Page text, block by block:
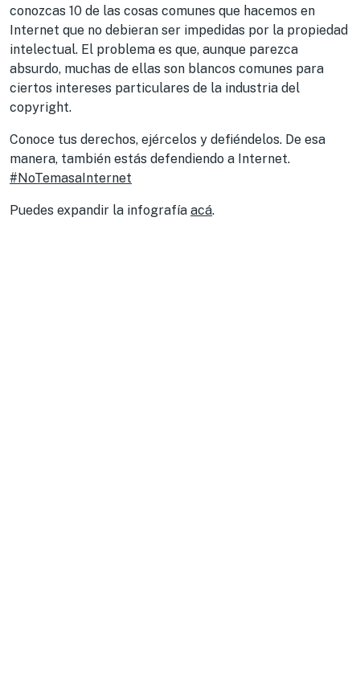
conozcas 10 de las cosas comunes que hacemos en
Internet que no debieran ser impedidas por la propiedad
intelectual. El problema es que, aunque parezca
absurdo, muchas de ellas son blancos comunes para
ciertos intereses particulares de la industria del
copyright.
Conoce tus derechos, ejércelos y defiéndelos. De esa
manera, también estás defendiendo a Internet.
#NoTemasaInternet
Puedes expandir la infografía acá.